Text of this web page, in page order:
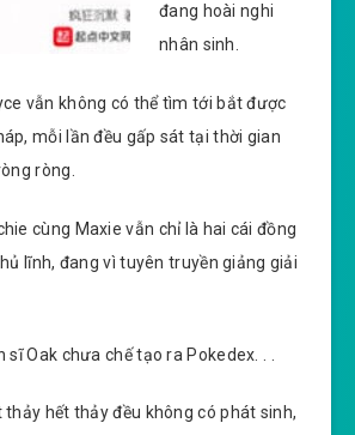
đang hoài nghi
nhân sinh.
vẫn không có thể tìm tới bắt được
mỗi lần đều gấp sát tại thời gian
ròng.
cùng Maxie vẫn chỉ là hai cái đồng
lĩnh, đang vì tuyên truyền giảng giải
sĩ Oak chưa chế tạo ra Pokedex. . .
thảy hết thảy đều không có phát sinh,